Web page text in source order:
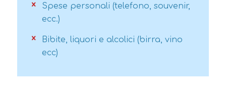
Spese personali (telefono, souvenir,
ecc.)
Bibite, liquori e alcolici (birra, vino
ecc)